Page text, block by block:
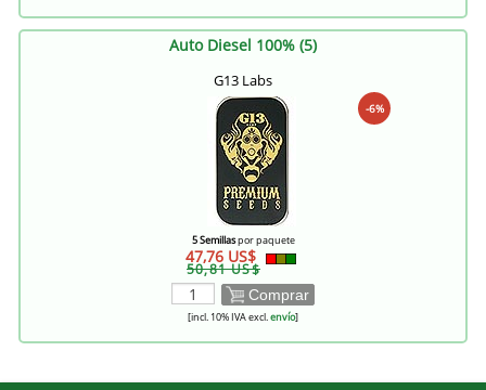
Auto Diesel 100% (5)
G13 Labs
-6%
5 Semillaspor paquete
47,76 US$
50,81 US$
Comprar
[incl. 10% IVA excl.envío]